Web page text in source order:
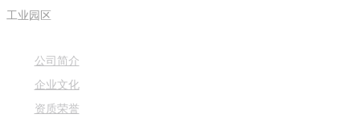
工业园区
公司简介
企业文化
资质荣誉